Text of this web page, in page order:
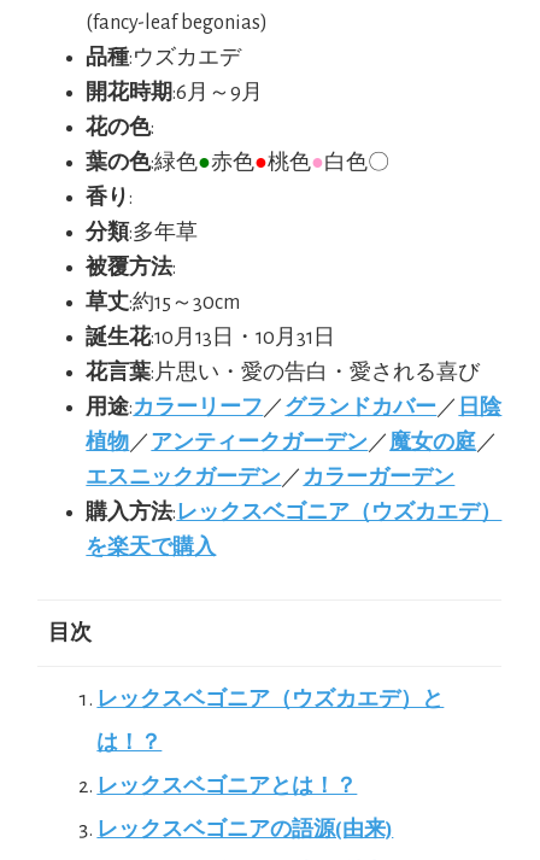
(fancy-leaf begonias)
品種:ウズカエデ
開花時期:6月～9月
花の色:
葉の色:緑色●赤色●桃色●白色〇
香り:
分類:多年草
被覆方法:
草丈:約15～30cm
誕生花:10月13日・10月31日
花言葉:片思い・愛の告白・愛される喜び
用途:カラーリーフ ／ グランドカバー／ 日陰
植物／ アンティークガーデン／ 魔女の庭／
エスニックガーデン／ カラーガーデン
購入方法:レックスベゴニア（ウズカエデ）
を楽天で購入
目次
レックスベゴニア（ウズカエデ）と
は！？
レックスベゴニアとは！？
レックスベゴニアの語源(由来)